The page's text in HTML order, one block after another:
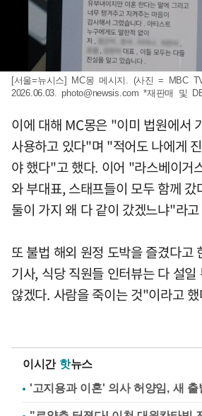
[서울=뉴시스] MC몽 메시지. (사진 = MBC
2026.06.03.photo@newsis.com *재판매 및
이에 대해 MC몽은 "이미 법원에서
사용하고 있다"며 "적어도 나에게
야 했다"고 했다. 이어 "라스베이거
와 부대표, 스태프들이 모두 함께 갔
둘이 가지 왜 다 같이 갔겠느냐"라
또 불법 해외 원정 도박을 즐겼다고
기사, 식당 직원들 인터뷰는 다 설일
않겠다. 사람을 죽이는 것"이라고
이시간 핫뉴스
'고지용과 이혼' 의사 허양임, 새 출